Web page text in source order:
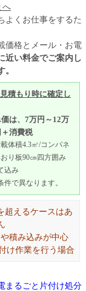
へ
よくお仕事をするた
価格とメール・お電
近い料金でご案内し
。
積もり時に確定し
は、7万円～12万
＋消費税
体積4.3㎥/コンパネ
り板90㎝四方囲み
込み
で異なります。
超えるケースはあ
積み込みが中心
け作業を行う場合
まるごと片付け処分